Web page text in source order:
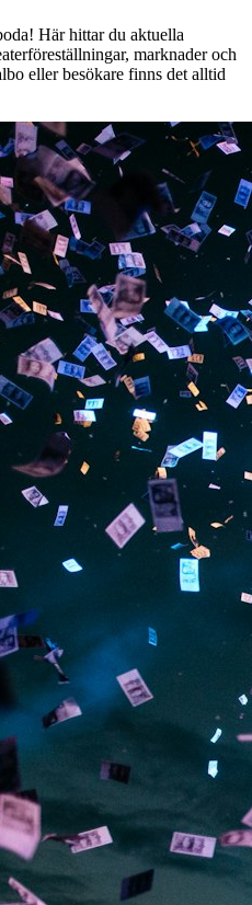
Här hittar du aktuella
marknader och
eller besökare finns det alltid